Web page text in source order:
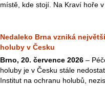
místě, kde stojí. Na Kraví hoře
Nedaleko Brna vzniká
holuby v Česku
Brno, 20. července 2026 –
holuby je v Česku stále
Institut na ochranu holubů,